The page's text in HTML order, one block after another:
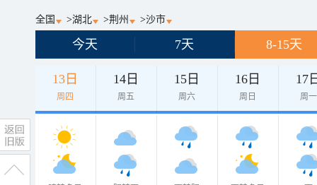
全国 >湖北 >荆州 >沙市
今天 7天 8-15天
13日
周四
14日
周五
15日
周六
16日
周日
17
周一